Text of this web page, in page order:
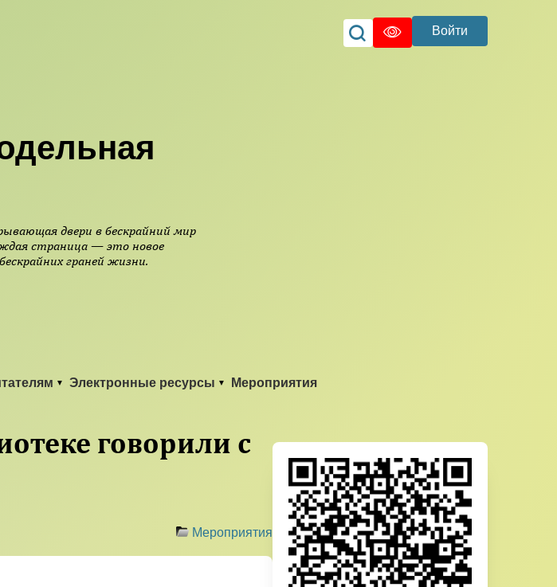
Войти
двери в бескрайний мир
страница — это новое
граней жизни.
Электронные ресурсы Мероприятия
говорили с
Мероприятия